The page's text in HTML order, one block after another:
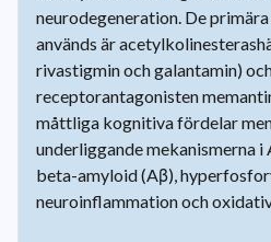
neurodegeneration. De
används är
rivastigmin och galantamin)
receptorantagonisten
måttliga kognitiva fördelar
underliggande mekanismerna i
beta-amyloid (Aβ),
neuroinflammation och